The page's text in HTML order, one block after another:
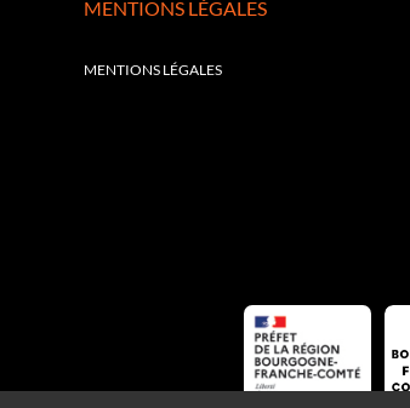
MENTIONS LÉGALES
MENTIONS LÉGALES